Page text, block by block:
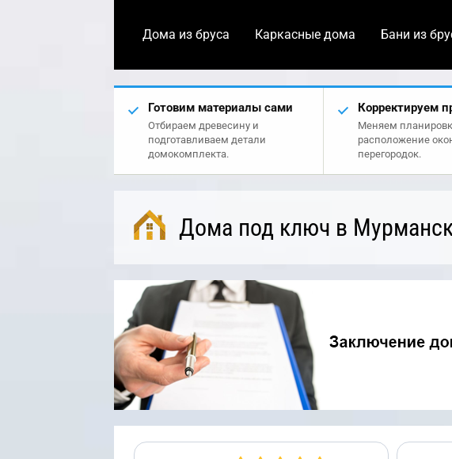
Дома из бруса Каркасные дома Бани из
Готовим материалы сами
Отбираем древесину и
подготавливаем детали
домокомплекта.
Корректируем
Меняем
расположение
перегородок.
Дома под ключ в